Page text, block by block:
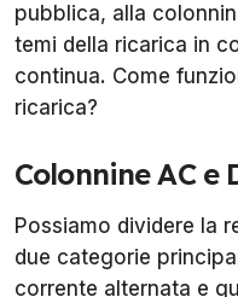
pubblica, alla
temi della ricarica in
continua. Come
ricarica?
Colonnine AC e
Possiamo dividere la
due categorie
corrente alternata e